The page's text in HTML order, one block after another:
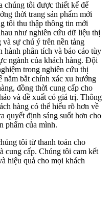
chúng tôi được thiết kế để
thời trang sản phẩm mới
tôi thu thập thông tin mới
như nghiên cứu dữ liệu thị
sự chú ý trên nền tảng
phân tích và báo cáo tùy
ngành của khách hàng. Đội
trong nghiên cứu thị
nắm bắt chính xác xu hướng
đồng thời cung cấp cho
và đề xuất có giá trị. Thông
hàng có thể hiểu rõ hơn về
quyết định sáng suốt hơn cho
phẩm của mình.
tôi từ thanh toán cho
cung cấp. Chúng tôi cam kết
hiệu quả cho mọi khách